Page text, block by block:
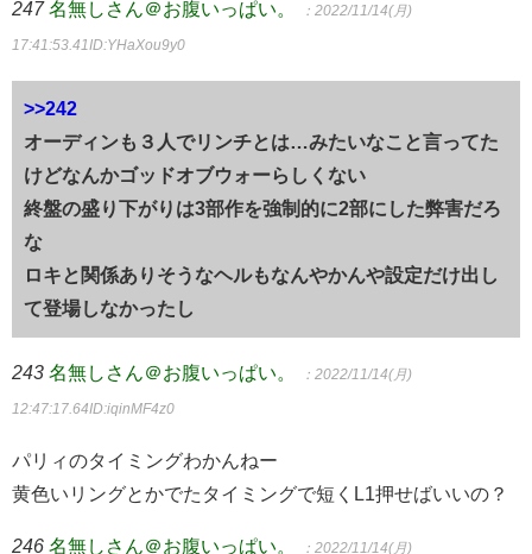
247 名無しさん＠お腹いっぱい。 ：2022/11/14(月)
17:41:53.41ID:YHaXou9y0
>>242
オーディンも３人でリンチとは…みたいなこと言ってた
けどなんかゴッドオブウォーらしくない
終盤の盛り下がりは3部作を強制的に2部にした弊害だろ
な
ロキと関係ありそうなヘルもなんやかんや設定だけ出し
て登場しなかったし
243 名無しさん＠お腹いっぱい。 ：2022/11/14(月)
12:47:17.64ID:iqinMF4z0
パリィのタイミングわかんねー
黄色いリングとかでたタイミングで短くL1押せばいいの？
246 名無しさん＠お腹いっぱい。 ：2022/11/14(月)